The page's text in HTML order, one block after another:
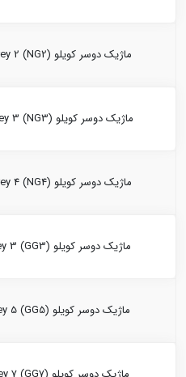
ماژیک دوسر کویلو Neutral Grey 2 (NG2)
ماژیک دوسر کویلو Neutral Grey 3 (NG3)
ماژیک دوسر کویلو Neutral Grey 4 (NG4)
ماژیک دوسر کویلو Green Grey 3 (GG3)
ماژیک دوسر کویلو Green Grey 5 (GG5)